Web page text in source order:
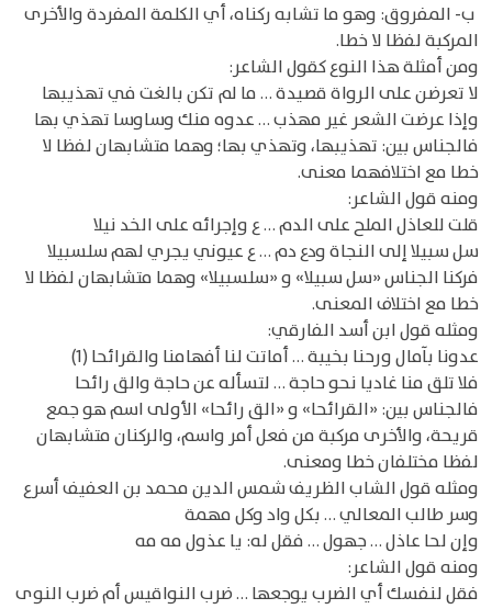
ب- المفروق: وهو ما تشابه ركناه، أي الكلمة المفردة والأخرى
المركبة لفظا لا خطا.
ومن أمثلة هذا النوع كقول الشاعر:
لا تعرضن على الرواة قصيدة … ما لم تكن بالغت في تهذيبها
وإذا عرضت الشعر غير مهذب … عدوه منك وساوسا تهذي بها
فالجناس بين: تهذيبها، وتهذي بها؛ وهما متشابهان لفظا لا
خطا مع اختلافهما معنى.
ومنه قول الشاعر:
قلت للعاذل الملح على الدم … ع وإجرائه على الخد نيلا
سل سبيلا إلى النجاة ودع دم … ع عيوني يجري لهم سلسبيلا
فركنا الجناس «سل سبيلا» و «سلسبيلا» وهما متشابهان لفظا لا
خطا مع اختلاف المعنى.
ومثله قول ابن أسد الفارقي:
عدونا بآمال ورحنا بخيبة … أماتت لنا أفهامنا والقرائحا (1)
فلا تلق منا غاديا نحو حاجة … لتسأله عن حاجة والق رائحا
فالجناس بين: «القرائحا» و «الق رائحا» الأولى اسم هو جمع
قريحة، والأخرى مركبة من فعل أمر واسم، والركنان متشابهان
لفظا مختلفان خطا ومعنى.
ومثله قول الشاب الظريف شمس الدين محمد بن العفيف أسرع
وسر طالب المعالي … بكل واد وكل مهمة
وإن لحا عاذل … جهول … فقل له: يا عذول مه مه
ومنه قول الشاعر:
فقل لنفسك أي الضرب يوجعها … ضرب النواقيس أم ضرب النوى